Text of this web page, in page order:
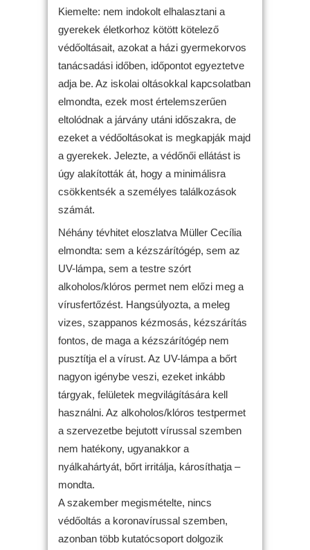
Kiemelte: nem indokolt elhalasztani a
gyerekek életkorhoz kötött kötelező
védőoltásait, azokat a házi gyermekorvos
tanácsadási időben, időpontot egyeztetve
adja be. Az iskolai oltásokkal kapcsolatban
elmondta, ezek most értelemszerűen
eltolódnak a járvány utáni időszakra, de
ezeket a védőoltásokat is megkapják majd
a gyerekek. Jelezte, a védőnői ellátást is
úgy alakították át, hogy a minimálisra
csökkentsék a személyes találkozások
számát.
Néhány tévhitet eloszlatva Müller Cecília
elmondta: sem a kézszárítógép, sem az
UV-lámpa, sem a testre szórt
alkoholos/klóros permet nem előzi meg a
vírusfertőzést. Hangsúlyozta, a meleg
vizes, szappanos kézmosás, kézszárítás
fontos, de maga a kézszárítógép nem
pusztítja el a vírust. Az UV-lámpa a bőrt
nagyon igénybe veszi, ezeket inkább
tárgyak, felületek megvilágítására kell
használni. Az alkoholos/klóros testpermet
a szervezetbe bejutott vírussal szemben
nem hatékony, ugyanakkor a
nyálkahártyát, bőrt irritálja, károsíthatja –
mondta.
A szakember megismételte, nincs
védőoltás a koronavírussal szemben,
azonban több kutatócsoport dolgozik